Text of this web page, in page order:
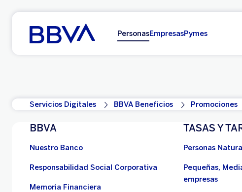
Ir al contenido principal
PersonasEmpresasPymes
Servicios Digitales BBVA Beneficios Promociones
BBVA
Nuestro Banco
Responsabilidad Social Corporativa
Memoria Financiera
TASAS Y
Personas
Pequeñas,
empresas